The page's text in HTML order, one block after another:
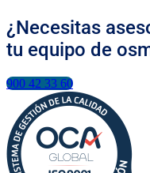
¿Necesitas
tu equipo de
900 42 33 60